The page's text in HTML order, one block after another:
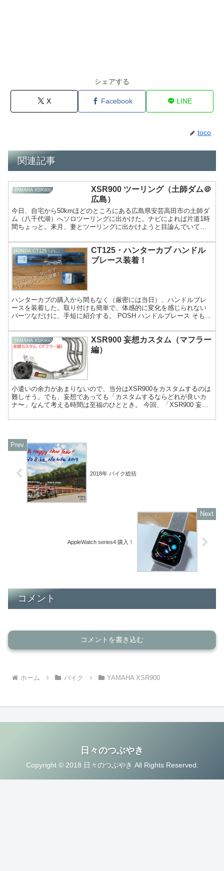
シェアする
X Facebook LINE
toco
関連記事
YAMAHA XSR900
XSR900 ツーリング（土師ダム＠
広島）
今日、自宅から50kmほどのところにある広島県安芸高田市の土師ダ
ム（八千代湖）へソロツーリングに出かけた。ナビによれば片道1時
間ちょっと。来月、妻とツーリングに出かけようと目論んでいて、
HONDA CT125・ハンターカブ
CT125・ハンターカブ ハンドル
ブレース装着！
ハンターカブの購入から間もなく（厳密には当日）、ハンドルブレ
ースを装着した。取り付けも簡単で、体感的に変化を感じられない
パーツなだけに、手短に紹介する。 POSH ハンドルブレース そもそ
YAMAHA XSR900
XSR900 妄想カスタム（マフラー
編）
小遣いの余力があまりないので、当分はXSR900をカスタムするのは
難しそう。でも、妄想であっても「カスタムするならどれが良いカ
ナ〜」なんて考える時間は至福のひととき。 今回、「XSR900 妄想
2018年 バイク総括
AppleWatch series4 購入！
コメント
コメントを書き込む
ホーム バイク YAMAHA XSR900
日々のつぶやき
Copyright © 2018 日々のつぶやき All Rights Reserved.